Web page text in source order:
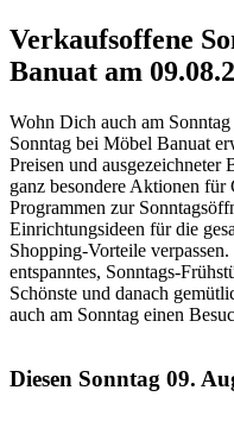
Verkaufsoffene
Banuat am
Wohn Dich auch am
Sonntag bei Möbel Banuat
Preisen und ausgezeichneter
ganz besondere Aktionen
Programmen zur
Einrichtungsideen für die
Shopping-Vorteile
entspanntes, Sonntags-
Schönste und danach
auch am Sonntag einen
Diesen Sonntag 09.